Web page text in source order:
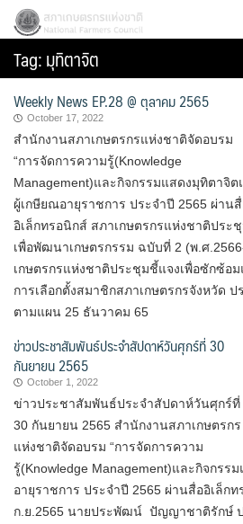
Skip
content
Search
for:
สภาเกษตรกรแห่งชาติ
Tag:มุทิตาจิต
Weekly News EP.28 @ ตุลาคม 2565
October 17, 2022
สำนักงานสภาเกษตรกรแห่งชาติจัดอบรม
“การจัดการความรู้(Knowledge
Management)และกิจกรรมแสดงมุทิตาจิต
ผู้เกษียณอายุราชการ ประจำปี 2565 ผ่าน
อิเล็กทรอนิกส์ สภาเกษตรกรแห่งชาติประ
เพื่อพัฒนาเกษตรกรรม ฉบับที่ 2 (พ.ศ
เกษตรกรแห่งชาติประชุมชี้แจงเพื่อซักซ้อ
การเลือกตั้งสมาชิกสภาเกษตรกรจังหวัด
ตามแผน 25 ธันวาคม 65
ข่าวประชาสัมพันธ์ประจำสัปดาห์วันศุกร์ที่ 30
กันยายน 2565
October 1, 2022
ข่าวประชาสัมพันธ์ประจำสัปดาห์วันศุกร์ที่
30 กันยายน 2565 สำนักงานสภาเกษตรกร
แห่งชาติจัดอบรม “การจัดการความ
รู้(Knowledge Management)และกิจกร
อายุราชการ ประจำปี 2565 ผ่านสื่ออิ
ก.ย.2565 นายประพัฒน์ ปัญญาชาติรักษ์ ป